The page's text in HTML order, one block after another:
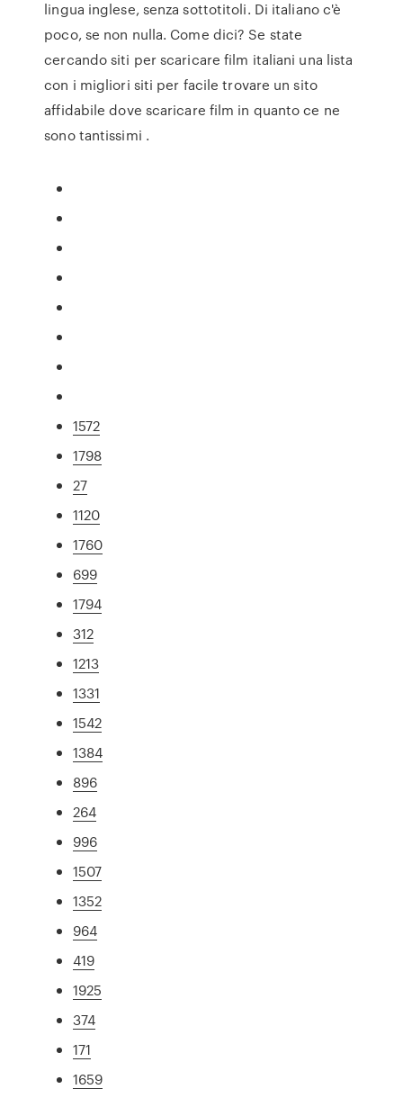
lingua inglese, senza sottotitoli. Di italiano c'è
poco, se non nulla. Come dici? Se state
cercando siti per scaricare film italiani una lista
con i migliori siti per facile trovare un sito
affidabile dove scaricare film in quanto ce ne
sono tantissimi .
1572
1798
27
1120
1760
699
1794
312
1213
1331
1542
1384
896
264
996
1507
1352
964
419
1925
374
171
1659